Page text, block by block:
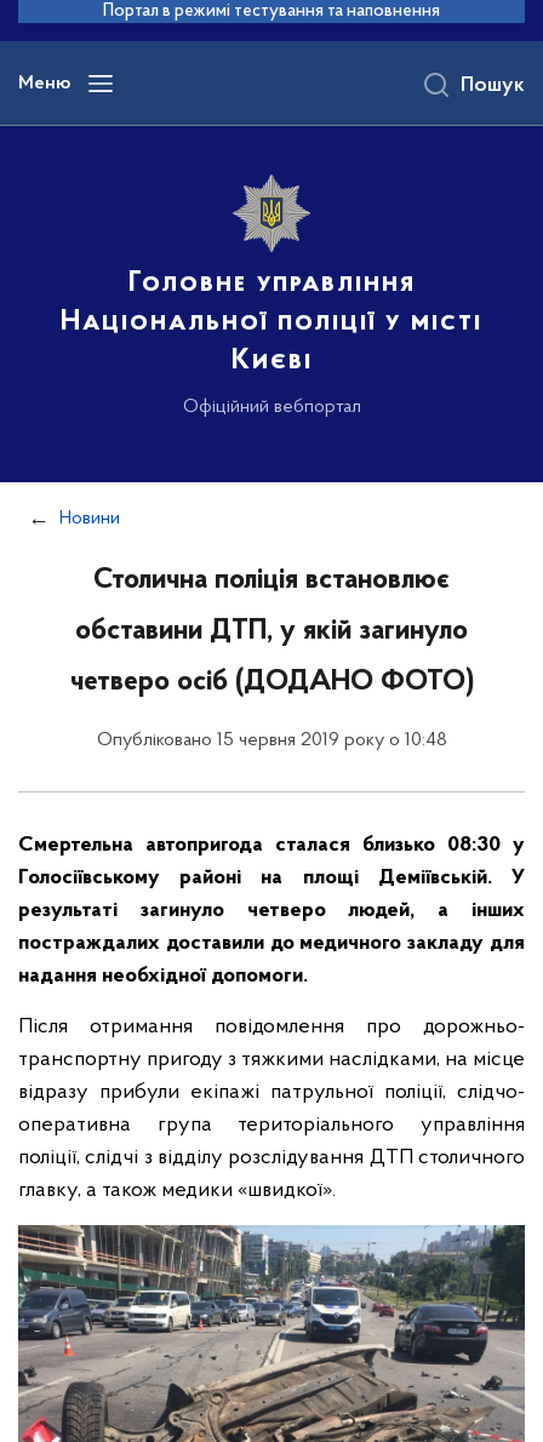
основного
вмісту
Портал в режимі тестування та наповнення
Меню
Головне управління
Національної поліції у місті
Києві
Офіційний вебпортал
Пошук
Новини
Столична поліція встановлює
обставини ДТП, у якій загинуло
четверо осіб (ДОДАНО ФОТО)
Опубліковано 15 червня 2019 року о 10:48
Смертельна автопригода сталася близько 08:30 у
Голосіївському районі на площі Деміївській. У
результаті загинуло четверо людей, а інших
постраждалих доставили до медичного закладу для
надання необхідної допомоги.
Після отримання повідомлення про дорожньо-
транспортну пригоду з тяжкими наслідками, на місце
відразу прибули екіпажі патрульної поліції, слідчо-
оперативна група територіального управління
поліції, слідчі з відділу розслідування ДТП столичного
главку, а також медики «швидкої».